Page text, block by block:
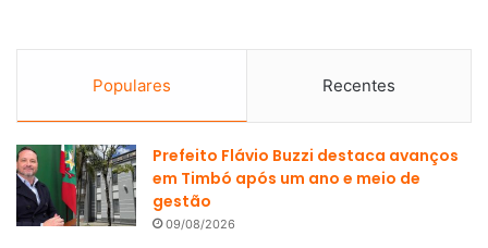
Populares Recentes
Prefeito Flávio Buzzi destaca avanços
em Timbó após um ano e meio de
gestão
09/08/2026